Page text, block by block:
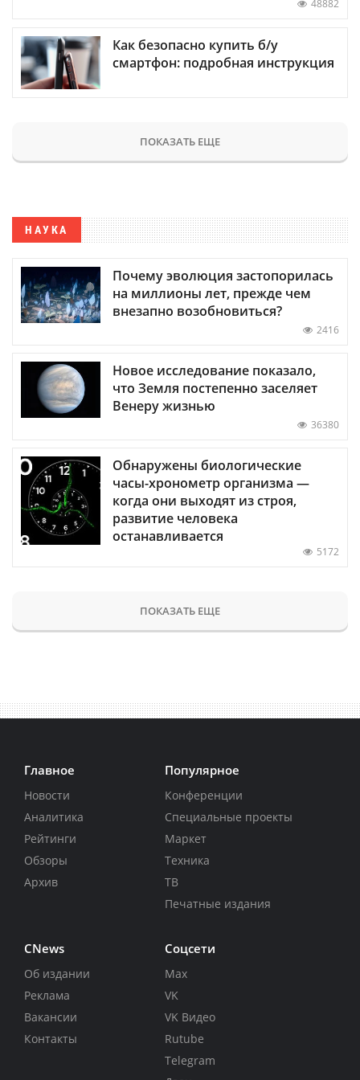
48882
Как безопасно купить б/у
смартфон: подробная инструкция
ПОКАЗАТЬ ЕЩЕ
НАУКА
Почему эволюция застопорилась
на миллионы лет, прежде чем
внезапно возобновиться?
2416
Новое исследование показало,
что Земля постепенно заселяет
Венеру жизнью
36380
Обнаружены биологические
часы-хронометр организма —
когда они выходят из строя,
развитие человека
останавливается
5172
ПОКАЗАТЬ ЕЩЕ
Главное
Новости
Аналитика
Рейтинги
Обзоры
Архив
Популярное
Конференции
Специальные проекты
Маркет
Техника
ТВ
Печатные издания
CNews
Об издании
Реклама
Вакансии
Контакты
Соцсети
Max
VK
VK Видео
Rutube
Telegram